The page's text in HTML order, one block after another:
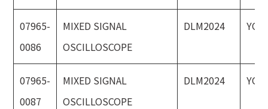
07965-
0086
MIXED SIGNAL
OSCILLOSCOPE
DLM2024
07965-
0087
MIXED SIGNAL
OSCILLOSCOPE
DLM2024